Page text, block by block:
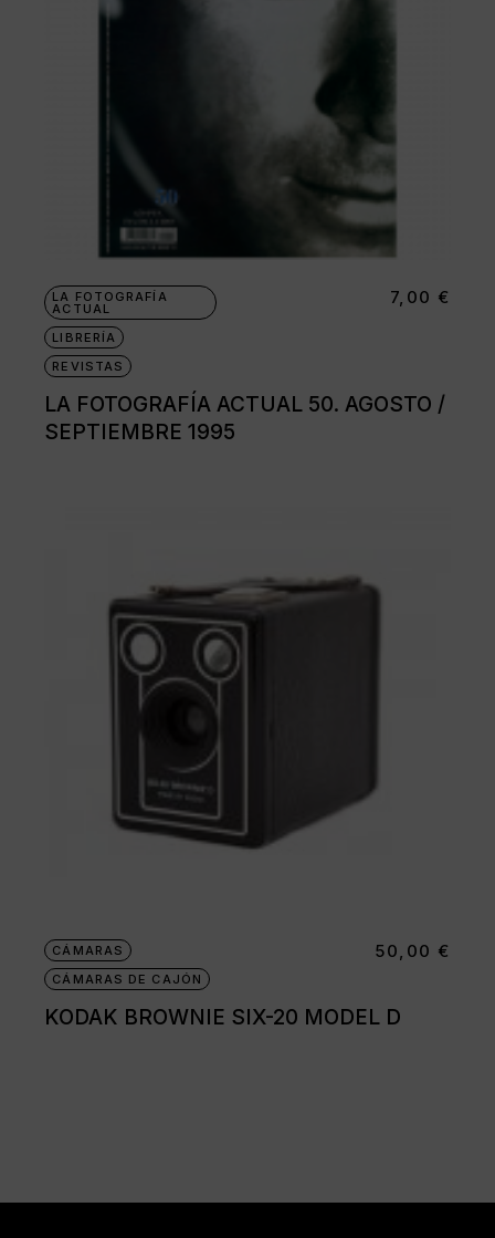
LA FOTOGRAFÍA
ACTUAL
LIBRERÍA
REVISTAS
LA FOTOGRAFÍA ACTUAL 50. AGOSTO /
SEPTIEMBRE 1995
7,00 €
CÁMARAS
CÁMARAS DE CAJÓN
KODAK BROWNIE SIX-20 MODEL D
50,00 €